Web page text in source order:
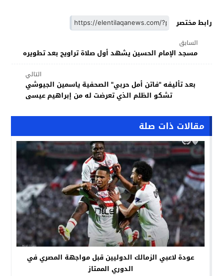
رابط مختصر
السابق
مسجد الإمام الحسين يشهد أول صلاة تراويح بعد تطويره
التالي
بعد تأليفه "فاتن أمل حربي" الصحفية ياسمين الجيوشي
تشكو الظلم الذي تعرضت له من إبراهيم عيسى
مقالات ذات صلة
عودة لاعبي الزمالك الدوليين قبل مواجهة المصري في
الدوري الممتاز